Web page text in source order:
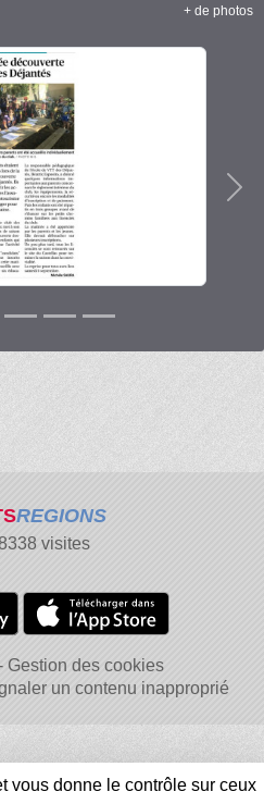
+ de photos
REGIONS
visites
Gestion des cookies
un contenu inapproprié
vous donne le contrôle sur ceux